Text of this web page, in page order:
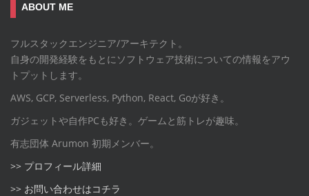
ABOUT ME
フルスタックエンジニア/アーキテクト。
自身の開発経験をもとにソフトウェア技術についての情報をアウ
トプットします。
AWS, GCP, Serverless, Python, React, Goが好き。
ガジェットや自作PCも好き。ゲームと筋トレが趣味。
有志団体 Arumon 初期メンバー。
>> プロフィール詳細
>> お問い合わせはコチラ